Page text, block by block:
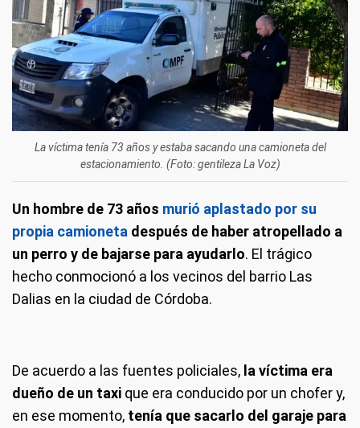
La víctima tenía 73 años y estaba sacando una camioneta del
estacionamiento. (Foto: gentileza La Voz)
Un hombre de 73 años murió aplastado por su
propia camioneta después de haber atropellado a
un perro y de bajarse para ayudarlo. El trágico
hecho conmocionó a los vecinos del barrio Las
Dalias en la ciudad de Córdoba.
De acuerdo a las fuentes policiales, la víctima era
dueño de un taxi que era conducido por un chofer y,
en ese momento, tenía que sacarlo del garaje para